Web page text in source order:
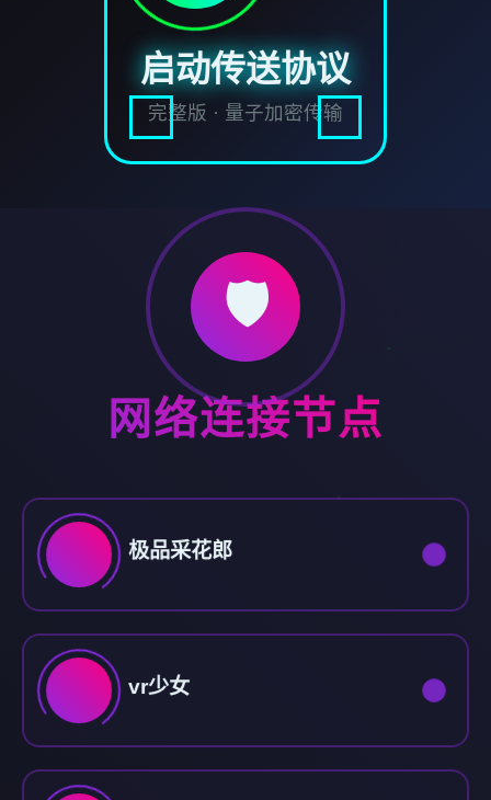
启动传送协议
完整版 · 量子加密传输
🛡️
网络连接节点
极品采花郎
vr少女